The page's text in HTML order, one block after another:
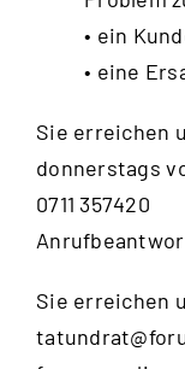
• ein
• eine
Sie erreichen
donnerstags
0711 357420
Sie erreichen